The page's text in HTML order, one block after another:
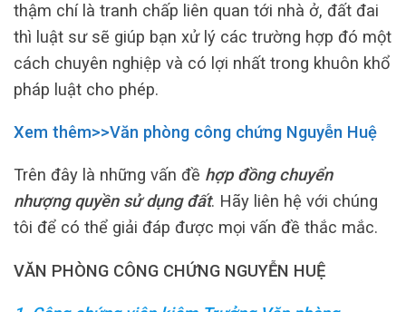
thậm chí là tranh chấp liên quan tới nhà ở, đất đai
thì luật sư sẽ giúp bạn xử lý các trường hợp đó một
cách chuyên nghiệp và có lợi nhất trong khuôn khổ
pháp luật cho phép.
Xem thêm>>Văn phòng công chứng Nguyễn Huệ
Trên đây là những vấn đề hợp đồng chuyển
nhượng quyền sử dụng đất. Hãy liên hệ với chúng
tôi để có thể giải đáp được mọi vấn đề thắc mắc.
VĂN PHÒNG CÔNG CHỨNG NGUYỄN HUỆ